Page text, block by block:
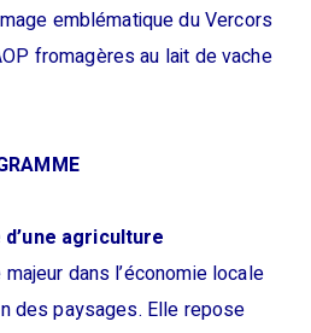
emblématique du Vercors
fromagères au lait de vache
agriculture
dans l’économie locale
des paysages. Elle repose